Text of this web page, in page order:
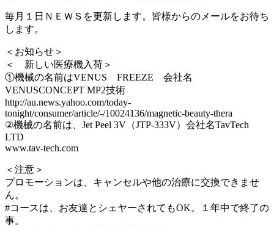
毎月１日ＮＥＷＳを更新します。皆様からのメールをお待ち
します。
＜お知らせ＞
＜ 新しい医療機入荷＞
①機械の名前はVENUS FREEZE 会社名
VENUSCONCEPT MP2技術
http://au.news.yahoo.com/today-
tonight/consumer/article/-/10024136/magnetic-beauty-thera
②機械の名前は、Jet Peel 3V（JTP-333V）会社名TavTech
LTD
www.tav-tech.com
＜注意＞
プロモーションは、キャンセルや他の治療に交換できませ
ん。
#コースは、お友達とシェヤーされてもOK。１年中で終了の
事。